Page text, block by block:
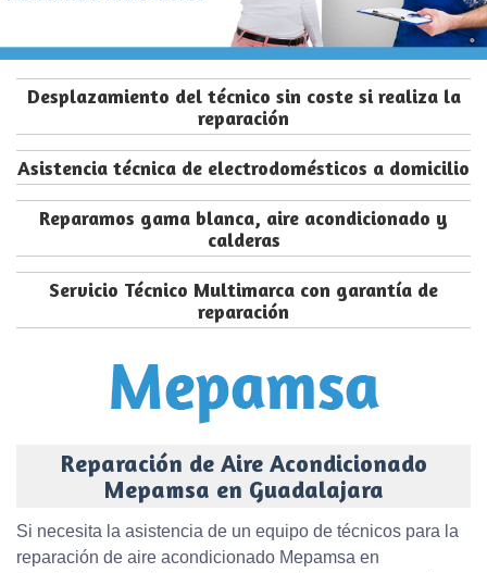
Desplazamiento del técnico sin coste si realiza la
reparación
Asistencia técnica de electrodomésticos a domicilio
Reparamos gama blanca, aire acondicionado y
calderas
Servicio Técnico Multimarca con garantía de
reparación
Reparación de Aire Acondicionado
Mepamsa en Guadalajara
Si necesita la asistencia de un equipo de técnicos para la
reparación de aire acondicionado Mepamsa en